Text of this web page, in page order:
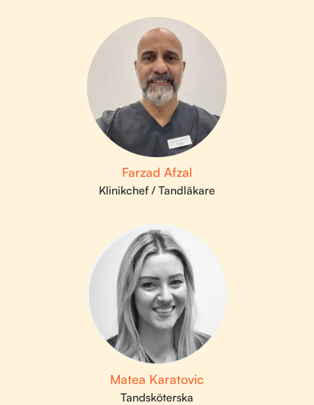
Farzad Afzal
Klinikchef / Tandläkare
Matea Karatovic
Tandsköterska